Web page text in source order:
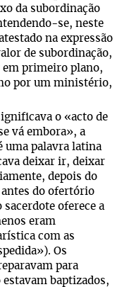
da subordinação
se, neste
na expressão
de subordinação,
em primeiro plano,
por um ministério,
o «acto de
vá embora», a
uma palavra latina
deixar ir, deixar
depois do
antes do ofertório
sacerdote oferece a
eram
com as
Os
para
baptizados,